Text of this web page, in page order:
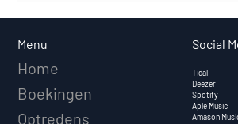
Menu
Home
Boekingen
Optredens
Social
Tidal
Deezer
Spotify
Aple Music
Amason